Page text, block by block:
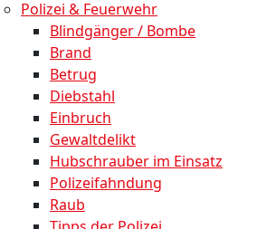
Polizei & Feuerwehr
Blindgänger / Bombe
Brand
Betrug
Diebstahl
Einbruch
Gewaltdelikt
Hubschrauber im Einsatz
Polizeifahndung
Raub